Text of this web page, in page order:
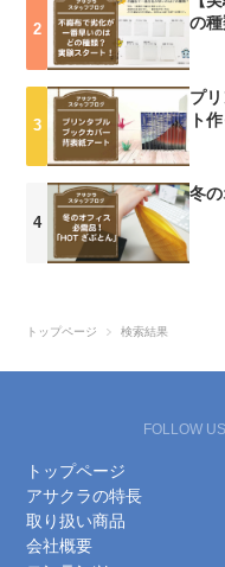
くなって冷え知らずです！
ススメの使い方をご紹介し
の組み合わせです。まるで
HOTざぶとんはバッグに入
戦の時に持って行ったりし
ど、これがあれば寒さを気
かもカイロを入れ替えれば
す。よろしければ一度使っ
す！！(^O^)ただし、オフィ
を！！！こちらの商品気に
の種
プ
ト
冬
トップページ 検索結果
FOLLOW US
トップページ
アサクラの特長
取り扱い商品
会社概要